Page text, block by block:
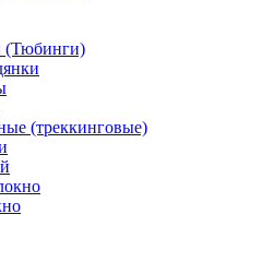
(Тюбинги)
(треккинговые)